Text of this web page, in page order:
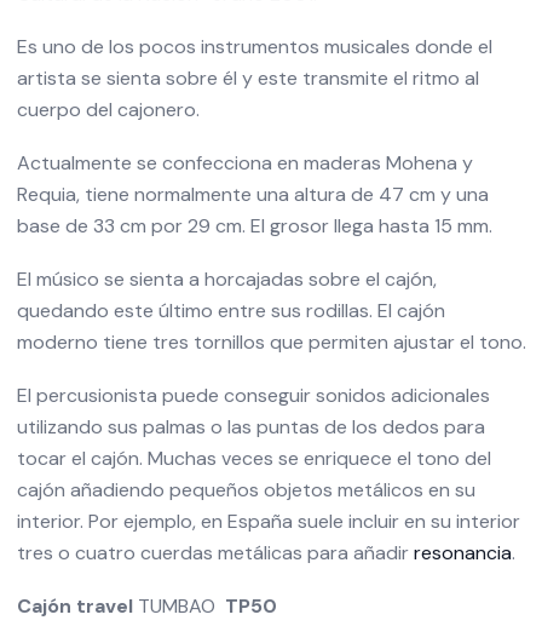
Es uno de los pocos instrumentos musicales donde el
artista se sienta sobre él y este transmite el ritmo al
cuerpo del cajonero.
Actualmente se confecciona en maderas Mohena y
Requia, tiene normalmente una altura de 47 cm y una
base de 33 cm por 29 cm. El grosor llega hasta 15 mm.
El músico se sienta a horcajadas sobre el cajón,
quedando este último entre sus rodillas. El cajón
moderno tiene tres tornillos que permiten ajustar el tono.
El percusionista puede conseguir sonidos adicionales
utilizando sus palmas o las puntas de los dedos para
tocar el cajón. Muchas veces se enriquece el tono del
cajón añadiendo pequeños objetos metálicos en su
interior. Por ejemplo, en España suele incluir en su interior
tres o cuatro cuerdas metálicas para añadirresonancia.
Cajón travelTUMBAO TP50